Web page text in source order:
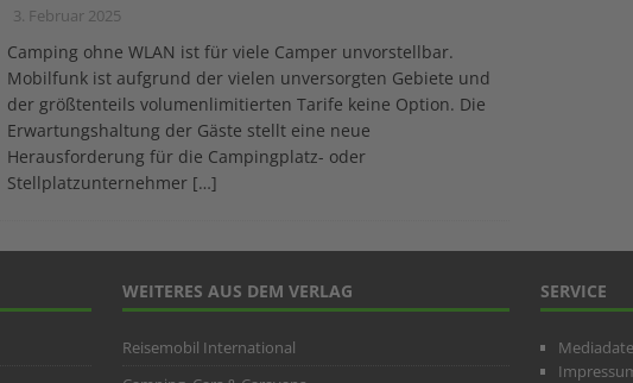
3. Februar 2025
Camping ohne WLAN ist für viele Camper unvorstellbar.
Mobilfunk ist aufgrund der vielen unversorgten Gebiete und
der größtenteils volumenlimitierten Tarife keine Option. Die
Erwartungshaltung der Gäste stellt eine neue
Herausforderung für die Campingplatz- oder
Stellplatzunternehmer […]
WEITERES AUS DEM VERLAG
Reisemobil International
SERVICE